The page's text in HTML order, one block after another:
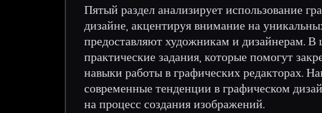
Пятый раздел анализирует использование
дизайне, акцентируя внимание на
предоставляют художникам и дизайнерам. В
практические задания, которые помогут
навыки работы в графических редакторах.
современные тенденции в графическом
на процесс создания изображений.